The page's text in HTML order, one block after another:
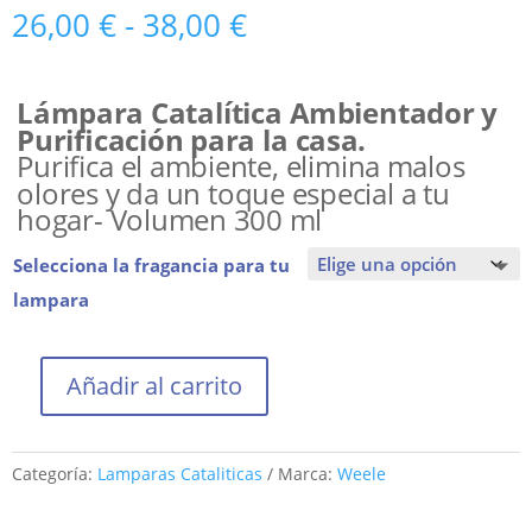
26,00 € - 38,00 €Rango
de
desde
26,00 €
hasta
38,00 €
Lámpara Catalítica Ambientador y
Purificación para la casa.
Purifica el ambiente, elimina malos
olores y da un toque especial a tu
hogar- Volumen 300 ml
Selecciona la fragancia para tu
lampara
Lámpara
Naranja
cantidad
Añadir al carrito
Categoría: Lamparas Cataliticas Marca: Weele